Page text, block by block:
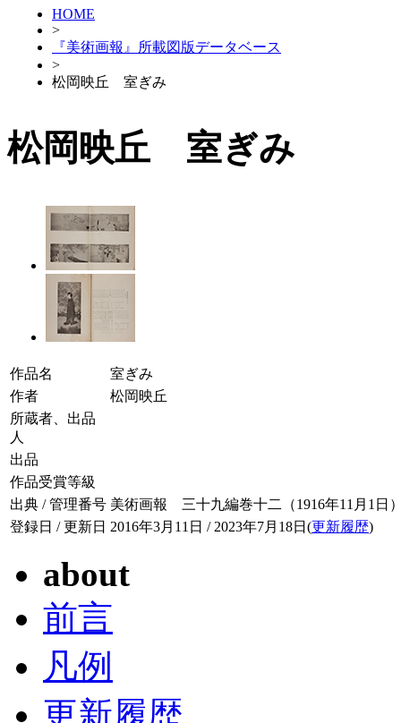
HOME
>
『美術画報』所載図版データベース
>
松岡映丘 室ぎみ
松岡映丘 室ぎみ
作品名
室ぎみ
作者
松岡映丘
所蔵者、出品
人
出品
作品受賞等級
出典 / 管理番号 美術画報 三十九編巻十二（1916年11月1日）
登録日 / 更新日 2016年3月11日 / 2023年7月18日(更新履歴)
about
前言
凡例
更新履歴